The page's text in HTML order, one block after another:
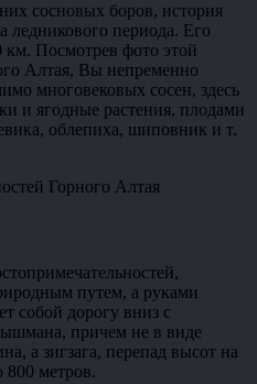
сосновых боров, история
ледникового периода. Его
км. Посмотрев фото этой
Алтая, Вы непременно
многовековых сосен, здесь
и ягодные растения, плодами
облепиха, шиповник и т.
путем, а руками
собой дорогу вниз с
причем не в виде
а зигзага, перепад высот на
800 метров.